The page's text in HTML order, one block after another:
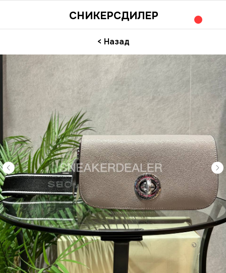
СНИКЕРСДИЛЕР
< Назад